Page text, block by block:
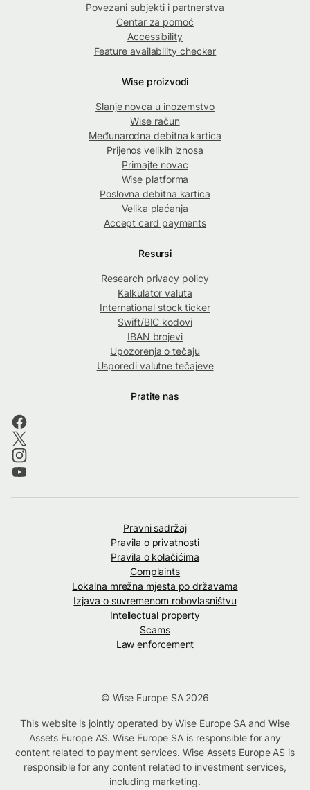
Povezani subjekti i partnerstva
Centar za pomoć
Accessibility
Feature availability checker
Wise proizvodi
Slanje novca u inozemstvo
Wise račun
Međunarodna debitna kartica
Prijenos velikih iznosa
Primajte novac
Wise platforma
Poslovna debitna kartica
Velika plaćanja
Accept card payments
Resursi
Research privacy policy
Kalkulator valuta
International stock ticker
Swift/BIC kodovi
IBAN brojevi
Upozorenja o tečaju
Usporedi valutne tečajeve
Pratite nas
Pravni sadržaj
Pravila o privatnosti
Pravila o kolačićima
Complaints
Lokalna mrežna mjesta po državama
Izjava o suvremenom robovlasništvu
Intellectual property
Scams
Law enforcement
© Wise Europe SA 2026
This website is jointly operated by Wise Europe SA and Wise
Assets Europe AS. Wise Europe SA is responsible for any
content related to payment services. Wise Assets Europe AS is
responsible for any content related to investment services,
including marketing.